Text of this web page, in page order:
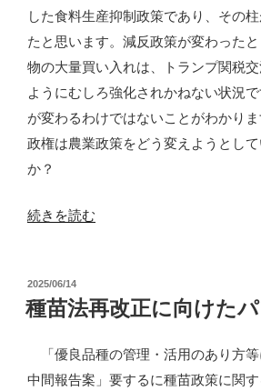
した食料生産抑制政策であり、その
たと思います。減反政策が変わった
物の大量買い入れは、トランプ関税
ようにむしろ強化されかねない状況
が変わるわけではないことがわかり
政権は農業政策をどう変えようとし
か？
“石
権
の
続きを読む
投
稿
日:
2025/06/14
種苗法再改正に向けた
「優良品種の管理・活用のあり方
中間報告案」要するに種苗政策に関